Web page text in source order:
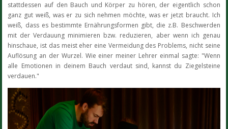
stattdessen auf den Bauch und Körper zu hören, der eigentlich schon
ganz gut weiß, was er zu sich nehmen möchte, was er jetzt braucht. Ich
weiß, dass es bestimmte Ernährungsformen gibt, die z.B. Beschwerden
mit der Verdauung minimieren bzw. reduzieren, aber wenn ich genau
hinschaue, ist das meist eher eine Vermeidung des Problems, nicht seine
Auflösung an der Wurzel. Wie einer meiner Lehrer einmal sagte: "Wenn
alle Emotionen in deinem Bauch verdaut sind, kannst du Ziegelsteine
verdauen."